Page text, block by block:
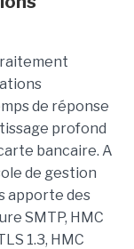
de réponse
profond
bancaire. A
de gestion
apporte des
SMTP, HMC
1.3, HMC